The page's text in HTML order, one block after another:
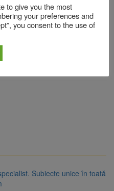
Subiecte unice în toată
to give you the most
your preferences and
you consent to the use of